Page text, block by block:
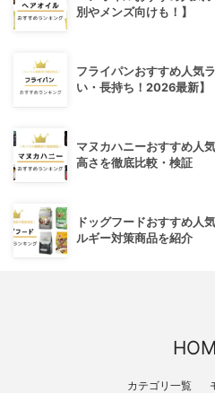
別やメンズ向けも！】
フライパンおすすめ人気
い・長持ち！2026最新】
マヌカハニーおすすめ人
高さを徹底比較・検証
ドッグフードおすすめ人
ルギー対策商品を紹介
カテゴリ一覧